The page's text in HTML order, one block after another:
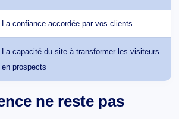
La confiance accordée par vos clients
La capacité du site à transformer les visiteurs
en prospects
ne reste pas